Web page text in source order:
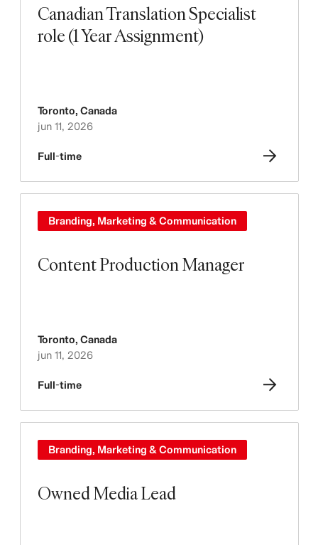
Canadian Translation Specialist
role (1 Year Assignment)
Toronto, Canada
jun 11, 2026
Full-time
Content Production Manager
Branding, Marketing & Communication
Toronto, Canada
jun 11, 2026
Full-time
Owned Media Lead
Branding, Marketing & Communication